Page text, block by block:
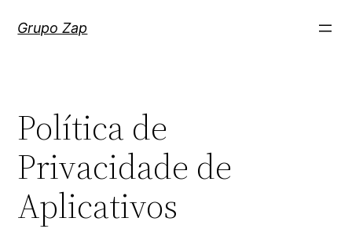
paraGrupo Zap
Política de
Privacidade de
Aplicativos